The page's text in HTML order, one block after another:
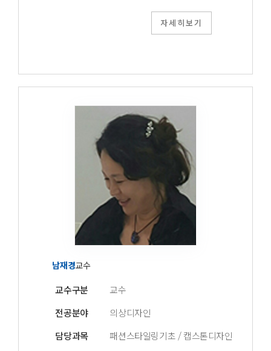
자세히보기
남재경교수
교수구분
교수
전공분야
의상디자인
담당과목
패션스타일링기초 / 캡스톤디자인